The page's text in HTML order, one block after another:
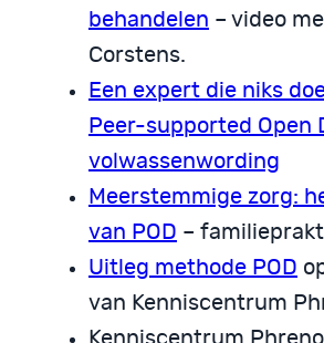
behandelen – video
Corstens.
Een expert die niks
Peer-supported Open
volwassenwording
Meerstemmige zorg:
van POD –
Uitleg methode POD
van Kenniscentrum
Kenniscentrum